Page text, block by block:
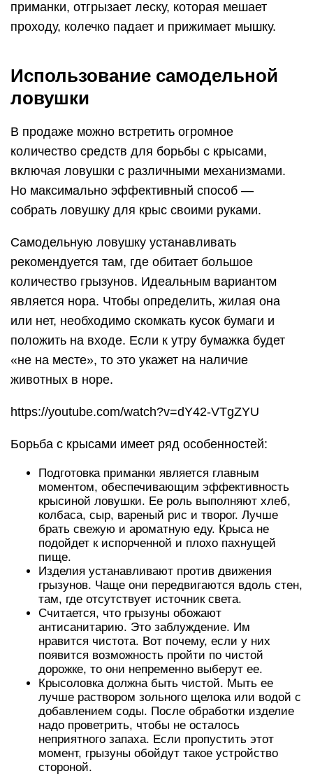
приманки, отгрызает леску, которая мешает
проходу, колечко падает и прижимает мышку.
Использование самодельной
ловушки
В продаже можно встретить огромное
количество средств для борьбы с крысами,
включая ловушки с различными механизмами.
Но максимально эффективный способ —
собрать ловушку для крыс своими руками.
Самодельную ловушку устанавливать
рекомендуется там, где обитает большое
количество грызунов. Идеальным вариантом
является нора. Чтобы определить, жилая она
или нет, необходимо скомкать кусок бумаги и
положить на входе. Если к утру бумажка будет
«не на месте», то это укажет на наличие
животных в норе.
https://youtube.com/watch?v=dY42-VTgZYU
Борьба с крысами имеет ряд особенностей:
Подготовка приманки является главным
моментом, обеспечивающим эффективность
крысиной ловушки. Ее роль выполняют хлеб,
колбаса, сыр, вареный рис и творог. Лучше
брать свежую и ароматную еду. Крыса не
подойдет к испорченной и плохо пахнущей
пище.
Изделия устанавливают против движения
грызунов. Чаще они передвигаются вдоль стен,
там, где отсутствует источник света.
Считается, что грызуны обожают
антисанитарию. Это заблуждение. Им
нравится чистота. Вот почему, если у них
появится возможность пройти по чистой
дорожке, то они непременно выберут ее.
Крысоловка должна быть чистой. Мыть ее
лучше раствором зольного щелока или водой с
добавлением соды. После обработки изделие
надо проветрить, чтобы не осталось
неприятного запаха. Если пропустить этот
момент, грызуны обойдут такое устройство
стороной.